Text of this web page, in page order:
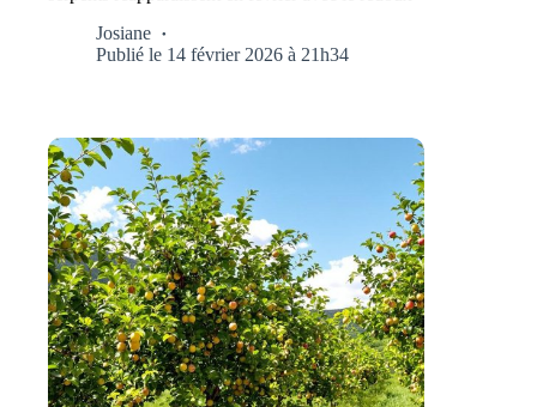
Josiane
Publié le 14 février 2026 à 21h34